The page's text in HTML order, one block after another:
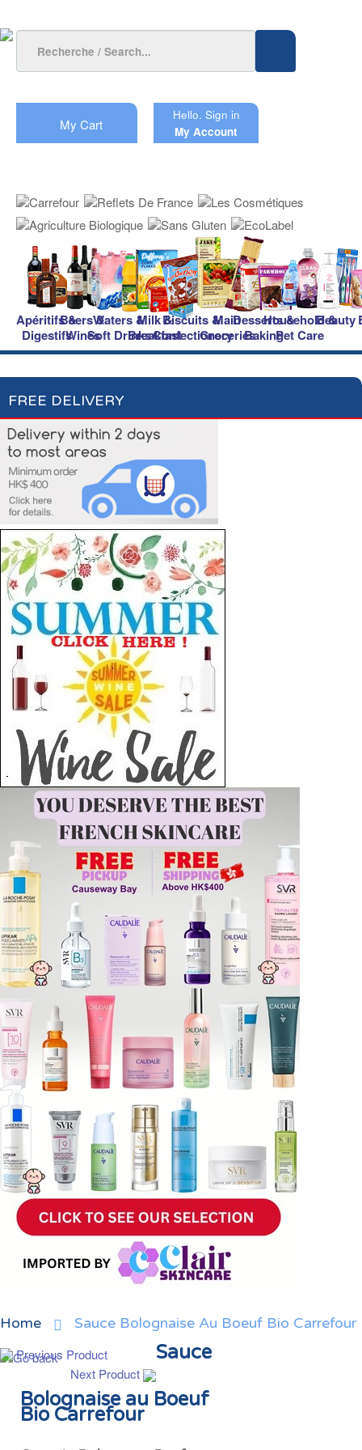
My Cart
Hello. Sign in
My Account
Apéritifs &
Digestifs
Beers &
Wines
Waters &
Soft Drinks
Milk &
Breakfast
Biscuits &
Confectionery
Main
Groceries
Desserts &
Baking
Household &
Pet Care
Beauty
FREE DELIVERY
Home Sauce Bolognaise Au Boeuf Bio Carrefour
Previous Product
Next Product
Sauce
Bolognaise au Boeuf
Bio Carrefour